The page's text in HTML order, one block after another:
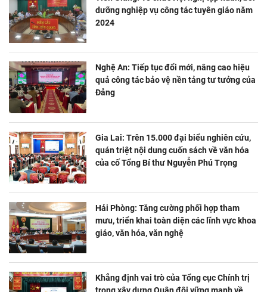
dưỡng nghiệp vụ công tác tuyên giáo năm
2024
Nghệ An: Tiếp tục đổi mới, nâng cao hiệu
quả công tác bảo vệ nền tảng tư tưởng của
Đảng
Gia Lai: Trên 15.000 đại biểu nghiên cứu,
quán triệt nội dung cuốn sách về văn hóa
của cố Tổng Bí thư Nguyễn Phú Trọng
Hải Phòng: Tăng cường phối hợp tham
mưu, triển khai toàn diện các lĩnh vực khoa
giáo, văn hóa, văn nghệ
Khẳng định vai trò của Tổng cục Chính trị